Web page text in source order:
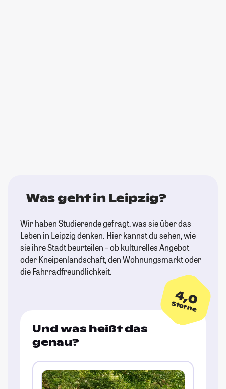
Was geht in Leipzig?
Wir haben Studierende gefragt, was sie über das
Leben in Leipzig denken. Hier kannst du sehen, wie
sie ihre Stadt beurteilen – ob kulturelles Angebot
oder Kneipenlandschaft, den Wohnungsmarkt oder
die Fahrradfreundlichkeit.
4,0
Sterne
Und was heißt das
genau?